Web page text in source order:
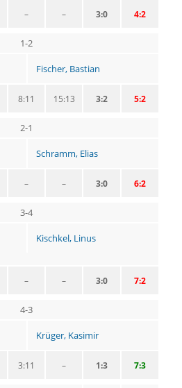
4:2
3:0
–
–
1-2
Fischer, Bastian
5:2
3:2
15:13
8:11
2-1
Schramm, Elias
6:2
3:0
–
–
3-4
Kischkel, Linus
7:2
3:0
–
–
4-3
Krüger, Kasimir
7:3
1:3
–
3:11